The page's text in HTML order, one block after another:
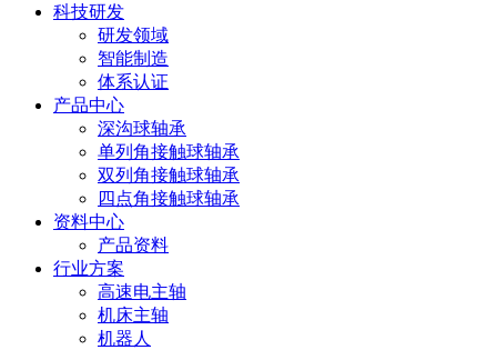
科技研发
研发领域
智能制造
体系认证
产品中心
深沟球轴承
单列角接触球轴承
双列角接触球轴承
四点角接触球轴承
资料中心
产品资料
行业方案
高速电主轴
机床主轴
机器人